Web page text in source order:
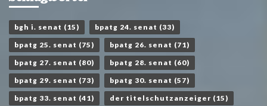
bgh i. senat (15) bpatg 24. senat (33)
bpatg 25. senat (75) bpatg 26. senat (71)
bpatg 27. senat (80) bpatg 28. senat (60)
bpatg 29. senat (73) bpatg 30. senat (57)
bpatg 33. senat (41) der titelschutzanzeiger (15)